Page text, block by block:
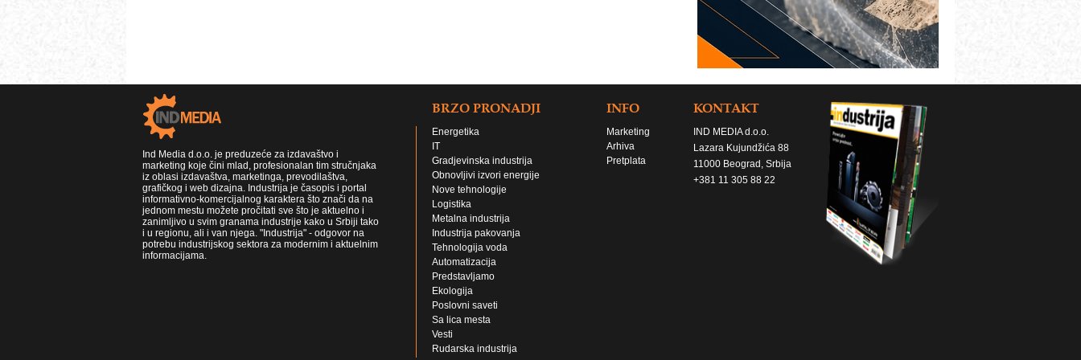
Ind Media d.o.o. je preduzeće za izdavaštvo i
marketing koje čini mlad, profesionalan tim stručnjaka
iz oblasi izdavaštva, marketinga, prevodilaštva,
grafičkog i web dizajna. Industrija je časopis i portal
informativno-komercijalnog karaktera što znači da na
jednom mestu možete pročitati sve što je aktuelno i
zanimljivo u svim granama industrije kako u Srbiji tako
i u regionu, ali i van njega. "Industrija" - odgovor na
potrebu industrijskog sektora za modernim i aktuelnim
informacijama.
BRZO PRONADJI
Energetika
IT
Gradjevinska industrija
Obnovljivi izvori energije
Nove tehnologije
Logistika
Metalna industrija
Industrija pakovanja
Tehnologija voda
Automatizacija
Predstavljamo
Ekologija
Poslovni saveti
Sa lica mesta
Vesti
Rudarska industrija
INFO
Marketing
Arhiva
Pretplata
KONTAKT
IND MEDIA d.o.o.
Lazara Kujundžića 88
11000 Beograd, Srbija
+381 11 305 88 22